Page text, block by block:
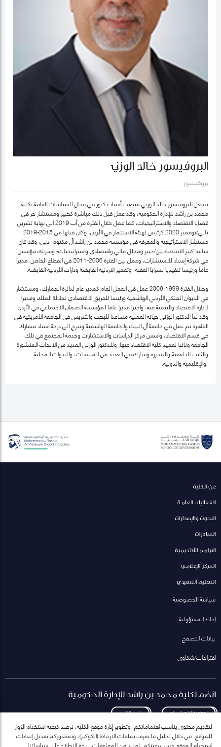
البروفيسور خالد الوزني
بروفيسور
يشغل البروفيسور خالد الوزني منصب أستاذ دكتور في مجال السياسات العامة بكلية
محمد بن راشد للإدارة الحكومية، وقد عمل قبل ذلك مباشرة كخبير ومستشار حر في
قضايا الاقتصاد والاستراتيجيات، كما عمل خلال الفترة من آب 2019 الى نهاية تشرين
ثاني/نوفمبر 2020 كرئيس لهيئة الاستثمار في الأردن، وكان قبلها من 2015-2019
مستشار الاستراتيجية والمعرفة في مؤسسة محمد بن راشد آل مكتوم- دبي، وقد كان
سابقا كبير الاقتصاديين/خبير ومحلل مالي واقتصادي واستراتيجيات- وشريك مؤسس
في شركة إسناد للاستشارات، وعمل بين الفترة 2006-2011 في القطاع الخاص مديرا
عاما ورئيسا تنفيذيا لسرايا العقبة، وتعمير الاردنية القابضة ودارات الأردنية القابضة.
وخلال الفترة 1999-2006 عمل في العمل العام كمدير عام لدائرة الجمارك، ومستشار
في الديوان الملكي الأردني الهاشمية ورئيسا للفريق الاقتصادي لجلالة الملك ومديرا
لإدارة الاقتصاد والتنمية فيه، واخيرا مديرا عاما لمؤسسة الضمان الاجتماعي في الأردن.
وقد بدأ الدكتور الوزني حياته العملية مساعدا للبحث والتدريس في الجامعة الأمريكية في
القاهرة ثم عمل في جامعة آل البيت والجامعة الهاشمية وتدرج الى درجة استاذ مشارك
في قسم الاقتصاد، واسس مركز الدراسات والاستشارات وخدمة المجتمع في تلك
الجامعة ونائبا لعميد كلية الاقتصاد فيها. وللدكتور الوزني العديد من الابحاث المنشورة
والكتب الجامعية والمحررة وشارك في العديد من الملتقيات، والندوات المحلية
،والإقليمية والدولية.
عن الكلية
الفعاليات العامة
البحوث والإصدارات
المبادرات
البرامج الأكاديمية
المركز الإعلامي
التعليم التنفيذي
سياسة الخصوصية
إخلاء المسؤولية
بيانات التصفح
اقتراحات/شكاوى
انضم لكلية محمد بن راشد للإدارة الحكومية
لمعاودة الاتصال بكم تنزيل الكتيب
لتقديم محتوى يناسب اهتماماتكم، وتطوير إدارة موقع الكلية، نرصد كيفية استخدام الزوار
للموقع، من خلال تحليل ما يعرف بملفات الارتباط (الكوكيز)، وبمقدوركم تعديل إعدادات